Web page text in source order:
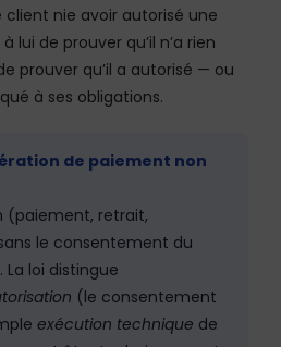
client nie avoir autorisé une
lui de prouver qu’il n’a rien
prouver qu’il a autorisé — ou
à ses obligations.
de paiement non
(paiement, retrait,
le consentement du
loi distingue
(le consentement
exécution technique de